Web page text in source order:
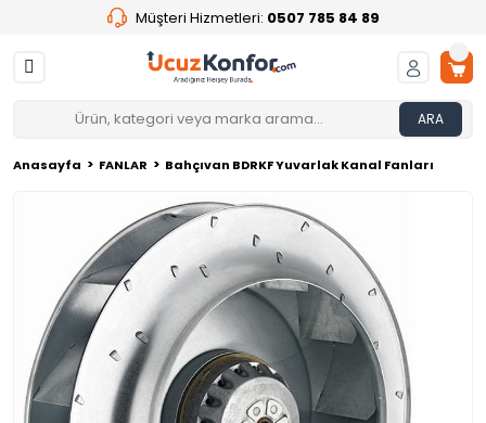
Müşteri Hizmetleri: 0507 785 84 89
ARA
Anasayfa FANLAR Bahçıvan BDRKF Yuvarlak Kanal Fanları